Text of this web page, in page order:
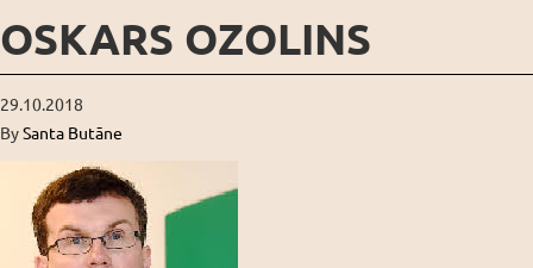
OSKARS OZOLINS
29.10.2018
BySanta Butāne